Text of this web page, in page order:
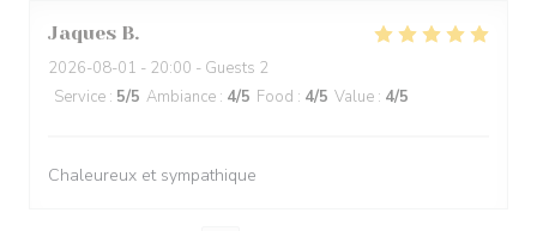
Jaques B
2026-08-01 - 20:00 - Guests 2
Service : 5/5 Ambiance : 4/5 Food : 4/5 Value : 4/5
Chaleureux et sympathique